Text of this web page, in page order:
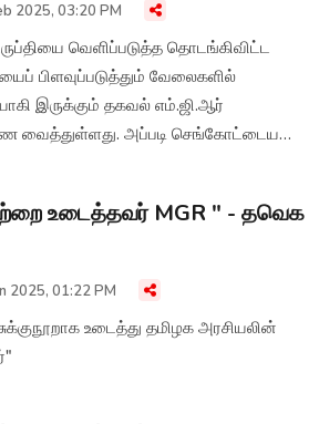
2025, 03:20 PM
வெளிப்படுத்த தொடங்கிவிட்ட
பிளவுப்படுத்தும் வேலைகளில்
இருக்கும் தகவல் எம்.ஜி.ஆர்
வைத்துள்ளது. அப்படி செங்கோட்டையன்
உடைத்தவர் MGR " - தவெக
2025, 01:22 PM
உடைத்து தமிழக அரசியலின்